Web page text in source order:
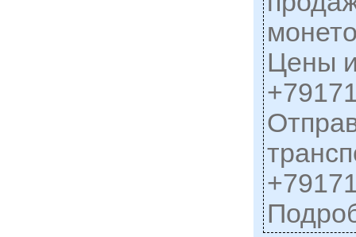
Цены